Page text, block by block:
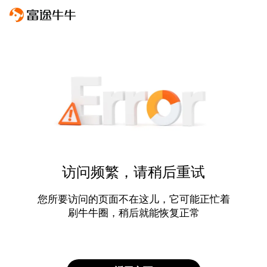
访问频繁，请稍后重试
您所要访问的页面不在这儿，它可能正忙着
刷牛牛圈，稍后就能恢复正常